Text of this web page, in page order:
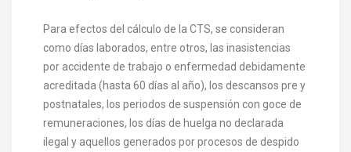
Para efectos del cálculo de la CTS, se consideran
como días laborados, entre otros, las inasistencias
por accidente de trabajo o enfermedad debidamente
acreditada (hasta 60 días al año), los descansos pre y
postnatales, los periodos de suspensión con goce de
remuneraciones, los días de huelga no declarada
ilegal y aquellos generados por procesos de despido